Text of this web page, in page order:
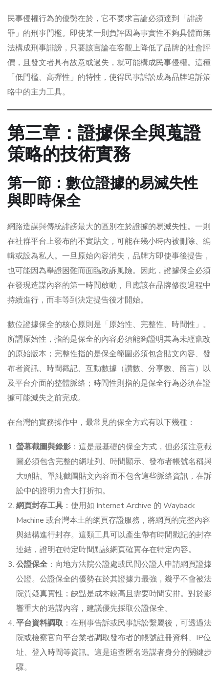
民事侵權行為的優勢在於，它不要求言論必須達到「誹謗
罪」的刑事門檻。即使某一則負評因為事實性不夠具體而無
法構成刑事誹謗，只要該言論在客觀上降低了品牌的社會評
價，且發文者具有故意或過失，就可能構成民事侵權。這種
「低門檻、高彈性」的特性，使得民事訴訟成為品牌追訴策
略中的主力工具。
第三章：證據保全與蒐證
策略的技術實務
第一節：數位證據的易滅失性
與即時保全
網路造謀與傳統誹謗最大的區別在於證據的易滅失性。一則
在社群平台上發布的不實貼文，可能在幾小時內被刪除、編
輯或設為私人。一旦原始內容消失，品牌方即使事後提告，
也可能因為舉證困難而面臨敗訴風險。因此，證據保全必須
在發現造謀內容的第一時間啟動，且應該在品牌修復過程中
持續進行，而非等到決定提告後才開始。
數位證據保全的核心原則是「原始性、完整性、時間性」。
所謂原始性，指的是保全的內容必須能夠證明其為未經竄改
的原始版本；完整性指的是保全範圍必須包含貼文內容、發
布者資訊、時間戳記、互動數據（讚數、分享數、留言）以
及平台介面的整體脈絡；時間性則指的是保全行為必須在證
據可能滅失之前完成。
在台灣的實務操作中，最常見的保全方式有以下幾種：
螢幕截圖與錄影 ：這是最基礎的保全方式，但必須注意截
圖必須包含完整的網址列、時間顯示、發布者帳號名稱與
大頭貼。單純截圖貼文內容而不包含這些脈絡資訊，在訴
訟中的證明力會大打折扣。
網頁封存工具 ：使用如 Internet Archive 的 Wayback
Machine 或台灣本土的網頁存證服務，將網頁的完整內容
與結構進行封存。這類工具可以產生帶有時間戳記的封存
連結，證明在特定時間點該網頁確實存在特定內容。
公證保全 ：向地方法院公證處或民間公證人申請網頁證據
公證。公證保全的優勢在於其證據力最強，幾乎不會被法
院質疑真實性；缺點是成本較高且需要時間安排。對於影
響重大的造謀內容，建議優先採取公證保全。
平台資料調取 ：在刑事告訴或民事訴訟繫屬後，可透過法
院或檢察官向平台業者調取發布者的帳號註冊資料、IP位
址、登入時間等資訊。這是追查匿名造謀者身分的關鍵步
驟。